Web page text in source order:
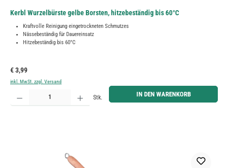
Kerbl Wurzelbürste gelbe Borsten, hitzebeständig bis 60°C
Kraftvolle Reinigung eingetrockneten Schmutzes
Nässebeständig für Dauereinsatz
Hitzebeständig bis 60°C
Regulärer Preis:
€ 3,99
inkl. MwSt. zzgl. Versand
Produkt Anzahl: Gib den gewünschten Wert ein oder benutze die Schaltflächen um die Anzahl zu
Stk. IN DEN WARENKORB